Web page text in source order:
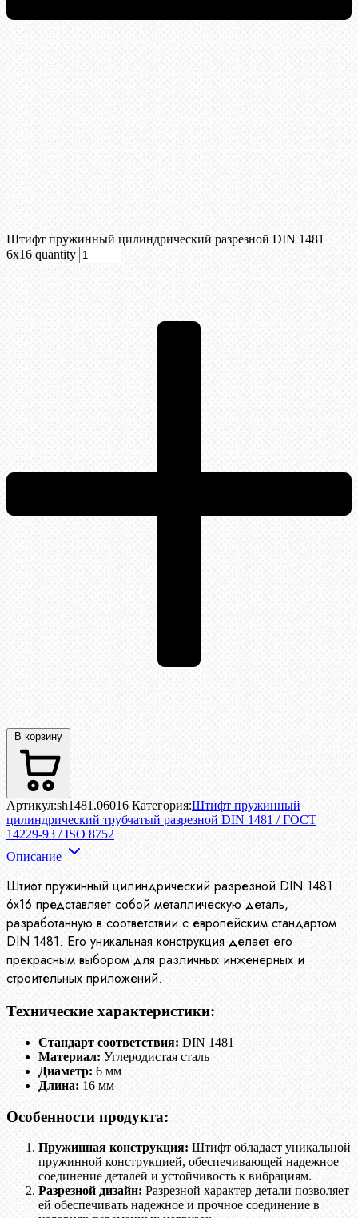
Штифт пружинный цилиндрический разрезной DIN 1481
6х16 quantity
В корзину
Артикул:sh1481.06016 Категория:Штифт пружинный
цилиндрический трубчатый разрезной DIN 1481 / ГОСТ
14229-93 / ISO 8752
Описание
Штифт пружинный цилиндрический разрезной DIN 1481
6х16 представляет собой металлическую деталь,
разработанную в соответствии с европейским стандартом
DIN 1481. Его уникальная конструкция делает его
прекрасным выбором для различных инженерных и
строительных приложений.
Технические характеристики:
Стандарт соответствия: DIN 1481
Материал: Углеродистая сталь
Диаметр: 6 мм
Длина: 16 мм
Особенности продукта:
Пружинная конструкция: Штифт обладает уникальной
пружинной конструкцией, обеспечивающей надежное
соединение деталей и устойчивость к вибрациям.
Разрезной дизайн: Разрезной характер детали позволяет
ей обеспечивать надежное и прочное соединение в